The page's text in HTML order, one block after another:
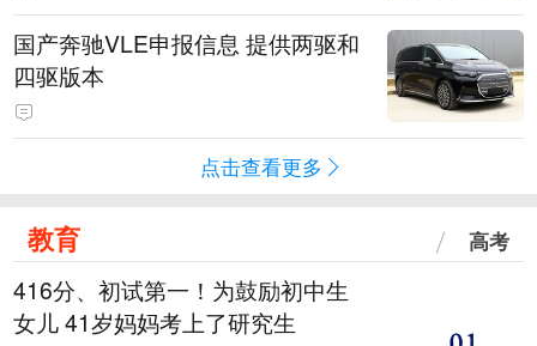
国产奔驰VLE申报信息 提供两驱和
四驱版本
点击查看更多
教育 高考
416分、初试第一！为鼓励初中生
女儿 41岁妈妈考上了研究生